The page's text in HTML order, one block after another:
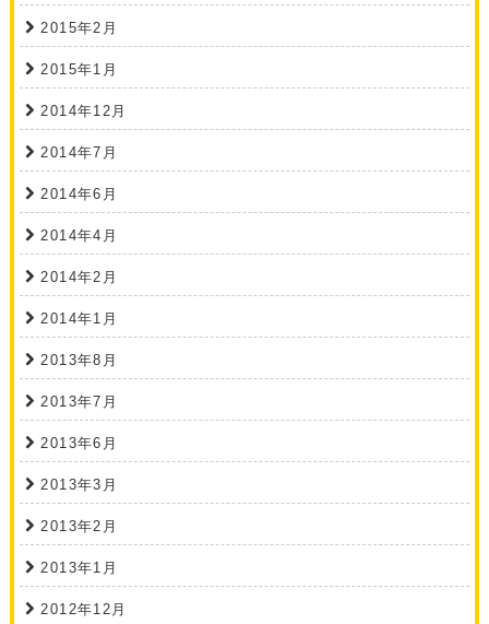
2015年2月
2015年1月
2014年12月
2014年7月
2014年6月
2014年4月
2014年2月
2014年1月
2013年8月
2013年7月
2013年6月
2013年3月
2013年2月
2013年1月
2012年12月